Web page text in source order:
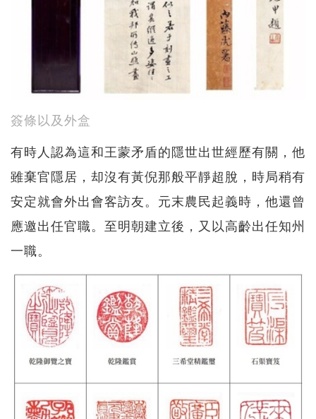
簽條以及外盒
有時人認為這和王蒙矛盾的隱世出世經歷有關，他
雖棄官隱居，却沒有黃倪那般平靜超脫，時局稍有
安定就會外出會客訪友。元末農民起義時，他還曾
應邀出任官職。至明朝建立後，又以高齡出任知州
一職。